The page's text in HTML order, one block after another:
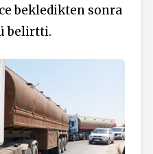
bekledikten sonra
belirtti.